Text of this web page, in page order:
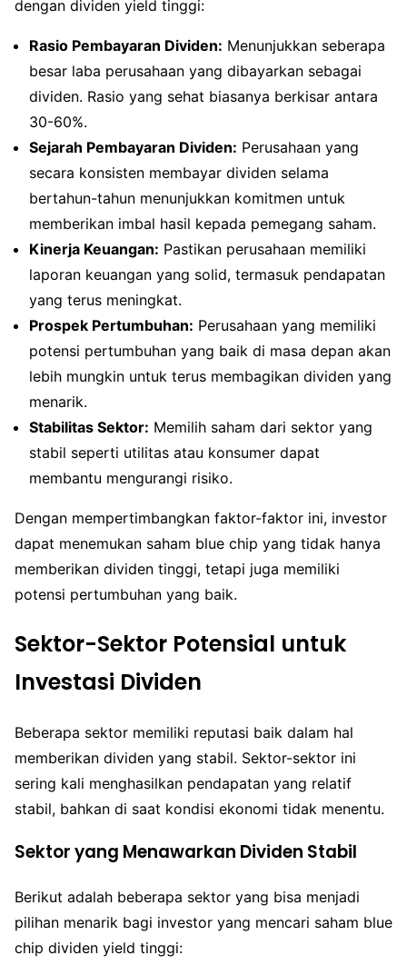
dengan dividen yield tinggi:
Rasio Pembayaran Dividen: Menunjukkan seberapa
besar laba perusahaan yang dibayarkan sebagai
dividen. Rasio yang sehat biasanya berkisar antara
30-60%.
Sejarah Pembayaran Dividen: Perusahaan yang
secara konsisten membayar dividen selama
bertahun-tahun menunjukkan komitmen untuk
memberikan imbal hasil kepada pemegang saham.
Kinerja Keuangan: Pastikan perusahaan memiliki
laporan keuangan yang solid, termasuk pendapatan
yang terus meningkat.
Prospek Pertumbuhan: Perusahaan yang memiliki
potensi pertumbuhan yang baik di masa depan akan
lebih mungkin untuk terus membagikan dividen yang
menarik.
Stabilitas Sektor: Memilih saham dari sektor yang
stabil seperti utilitas atau konsumer dapat
membantu mengurangi risiko.
Dengan mempertimbangkan faktor-faktor ini, investor
dapat menemukan saham blue chip yang tidak hanya
memberikan dividen tinggi, tetapi juga memiliki
potensi pertumbuhan yang baik.
Sektor-Sektor Potensial untuk
Investasi Dividen
Beberapa sektor memiliki reputasi baik dalam hal
memberikan dividen yang stabil. Sektor-sektor ini
sering kali menghasilkan pendapatan yang relatif
stabil, bahkan di saat kondisi ekonomi tidak menentu.
Sektor yang Menawarkan Dividen Stabil
Berikut adalah beberapa sektor yang bisa menjadi
pilihan menarik bagi investor yang mencari saham blue
chip dividen yield tinggi: